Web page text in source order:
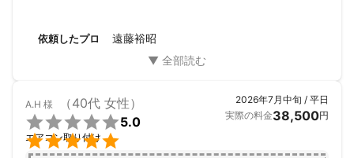
依頼したプロ 遠藤裕昭
A.H 様 （40代 女性）


5.0
エアコン取り付け
2026年7月中旬 / 平日
実際の料金38,500円